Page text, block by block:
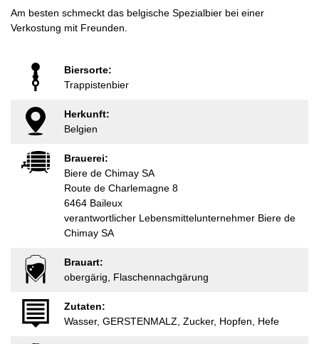
Am besten schmeckt das belgische Spezialbier bei einer
Verkostung mit Freunden.
Biersorte:
Trappistenbier
Herkunft:
Belgien
Brauerei:
Biere de Chimay SA
Route de Charlemagne 8
6464 Baileux
verantwortlicher Lebensmittelunternehmer Biere de
Chimay SA
Brauart:
obergärig, Flaschennachgärung
Zutaten:
Wasser, GERSTENMALZ, Zucker, Hopfen, Hefe